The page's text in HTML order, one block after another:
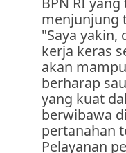
menjunjung
"Saya
kerja keras
akan
berharap
yang kuat
berwibawa
pertanahan
Pelayanan